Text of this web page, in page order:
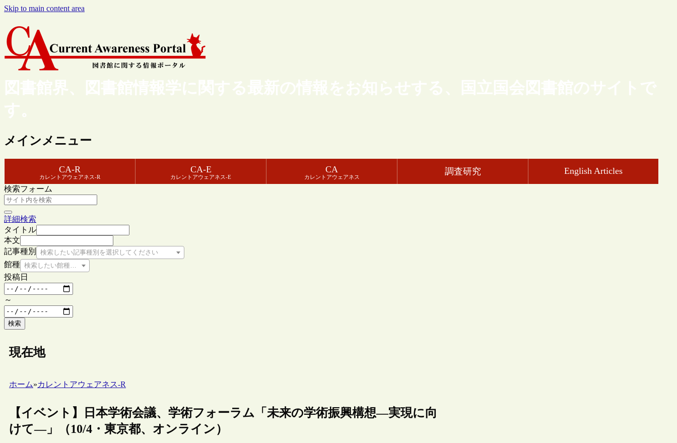
Skip to main content area
図書館界、図書館情報学に関する最新の情報をお知らせする、国立国会図書館のサイトで
す。
メインメニュー
CA-R
カレントアウェアネス-R
CA-E
カレントアウェアネス-E
CA
カレントアウェアネス
調査研究 English Articles
検索フォーム
詳細検索
タイトル
本文
記事種別
検索したい記事種別を選択してください
館種 検索したい館種を選択してください
投稿日
～
検索
現在地
ホーム»カレントアウェアネス-R
【イベント】日本学術会議、学術フォーラム「未来の学術振興構想―実現に向
けて―」（10/4・東京都、オンライン）